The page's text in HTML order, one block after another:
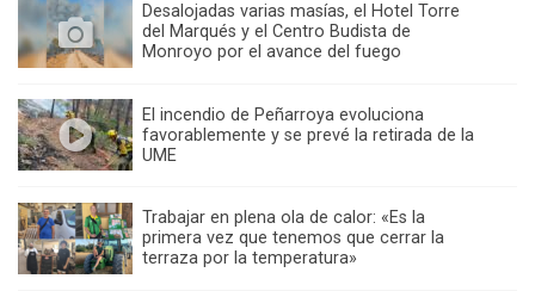
Desalojadas varias masías, el Hotel Torre
del Marqués y el Centro Budista de
Monroyo por el avance del fuego
El incendio de Peñarroya evoluciona
favorablemente y se prevé la retirada de la
UME
Trabajar en plena ola de calor: «Es la
primera vez que tenemos que cerrar la
terraza por la temperatura»